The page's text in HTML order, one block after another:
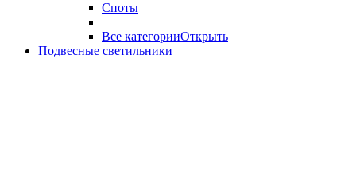
Споты
Все категорииОткрыть
Подвесные светильники